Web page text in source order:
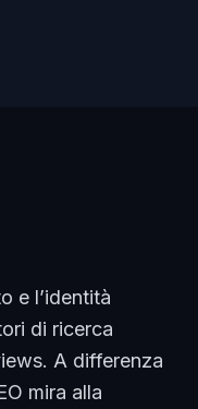
e l’identità
di ricerca
A differenza
mira alla